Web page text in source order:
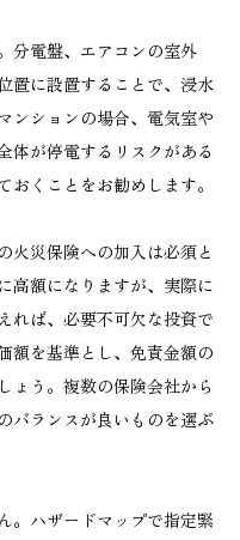
分電盤、エアコンの室外
置に設置することで、浸水
ンションの場合、電気室や
体が停電するリスクがある
くことをお勧めします。
火災保険への加入は必須と
高額になりますが、実際に
れば、必要不可欠な投資で
額を基準とし、免責金額の
ょう。複数の保険会社から
バランスが良いものを選ぶ
。ハザードマップで指定緊